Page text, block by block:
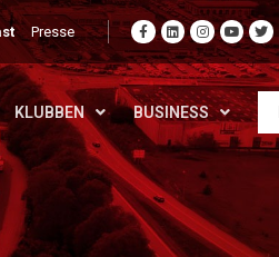
Presse
KLUBBEN BUSINESS